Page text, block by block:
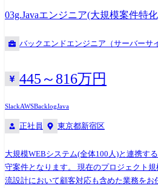
ー調整: 事業主との仕様・スコープ調整、
の定例報告。 チームマネジメント: メンバ
ドレビュー、リスクの早期発見と対策立案。 テックファームの特徴
90%以上の案件は顧客から 直接受託 ・ プ
ます。 開発は、基本社内で開発するスタイ
徴です。(戦略的に期間限定で常駐の可能性
調整面、技術面、得意な部分を活かした上
します。 技術スタック バックエンド: PHP (5系/8系), Java, ColdFusion フ
レームワーク: Zend, Smarty, Phalcon, 独自
(11g/19c), MySQL インフラ: オンプレミス
03g.Javaエンジニア(大規模案件特
バックエンドエンジニア（サーバーサ
445～816万円
SlackAWSBacklogJava
正社員 東京都新宿区
大規模WEBシステム(全体100人)と連携す
守案件となります。 現在のプロジェクト
流設計において顧客対応も含めた業務をお